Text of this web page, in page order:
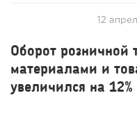
12
Оборот розничной
материалами и
увеличился на 12%